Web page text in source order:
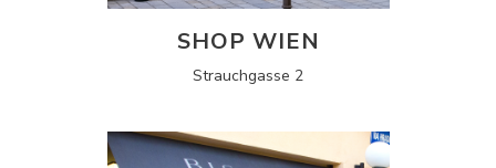
SHOP WIEN
Strauchgasse 2